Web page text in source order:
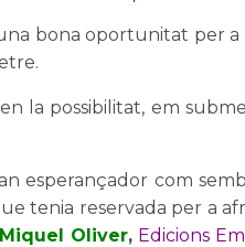
bona oportunitat per
la possibilitat, em
esperançador com
tenia reservada per a
Oliver, Edicions